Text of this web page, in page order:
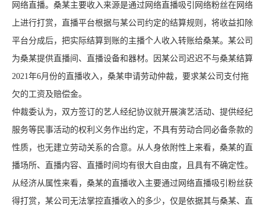
网络直播。桑某主要收入来源是通过网络直播吸引网络粉丝在网络
上进行打赏，直播平台根据与某公司约定的结算规则，将收益扣除
平台分成后，把实际结算到账的主播个人收入转账给桑某。某公司
为桑某提供直播间、直播设备和器材。因某公司迟迟不与桑某结算
2021年6月份的直播收入，桑某申请劳动仲裁，要求某公司支付拖
欠的工资及赔偿金。
仲裁委认为，双方签订的艺人经纪协议就开展演艺活动、提供经纪
服务等民事活动的权利义务作出约定，不具有劳动合同必备条款的
性质，也无建立劳动关系的合意。从人身依附性上来看，桑某的直
播场所、直播内容、直播时间均有很大自由度，且具有不确定性。
从经济从属性来看，桑某的直播收入主要通过网络直播吸引粉丝获
得打赏，某公司无法掌控直播收入的多少，仅是依据其与桑某、直